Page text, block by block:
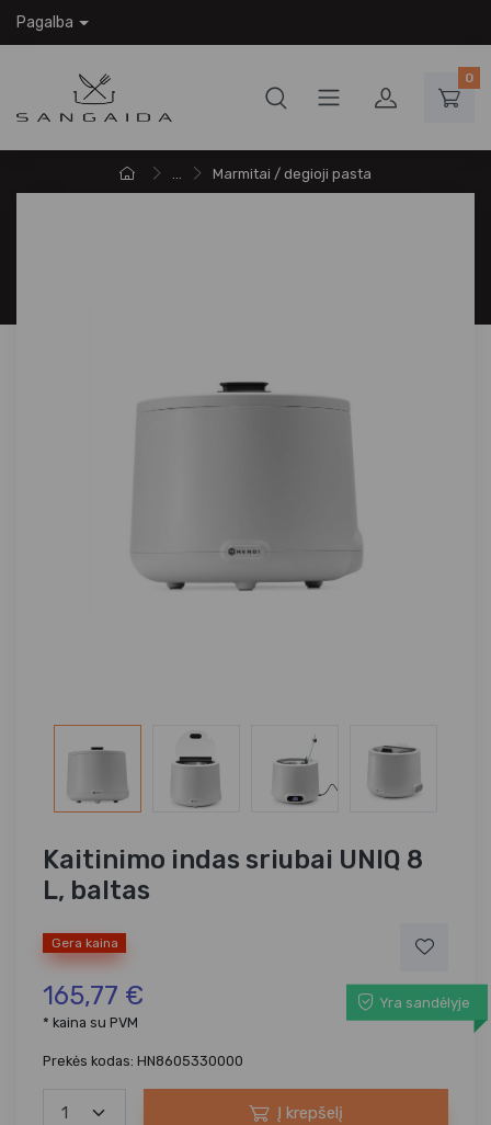
Pagalba
0
... Marmitai / degioji pasta
Kaitinimo indas sriubai UNIQ 8
L, baltas
Gera kaina
165,77 €
Yra sandėlyje
* kaina su PVM
Prekės kodas: HN8605330000
Į krepšelį